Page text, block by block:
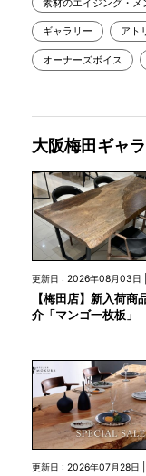
ギャラリー アト
オーナーズボイス
大阪梅田ギャ
更新日 : 2026年08月03日
【梅田店】新入荷商
介「マンゴ一枚板」
更新日 : 2026年07月28日